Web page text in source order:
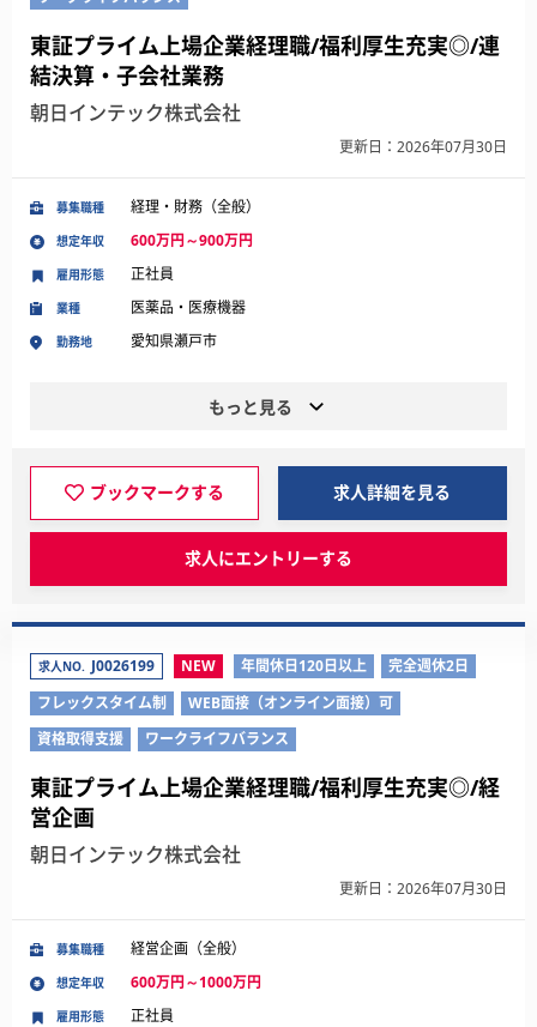
東証プライム上場企業経理職/福利厚生充実◎/連
結決算・子会社業務
朝日インテック株式会社
更新日：2026年07月30日
募集職種 経理・財務（全般）
想定年収 600万円～900万円
業種 医薬品・医療機器
勤務地 愛知県瀬戸市
雇用形態 正社員
もっと見る
ブックマークする 求人詳細を見る
求人にエントリーする
求人NO. J0026199 NEW 年間休日120日以上
完全週休2日
フレックスタイム制
WEB面接（オンライン面接）可
資格取得支援
ワークライフバランス
東証プライム上場企業経理職/福利厚生充実◎/経
営企画
朝日インテック株式会社
更新日：2026年07月30日
募集職種 経営企画（全般）
想定年収 600万円～1000万円
雇用形態 正社員